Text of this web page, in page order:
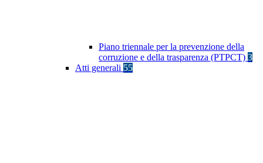
Piano triennale per la prevenzione della
corruzione e della trasparenza (PTPCT) 3
Atti generali 55